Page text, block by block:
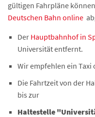
gültigen Fahrpläne
Deutschen Bahn online
Der Hauptbahnhof in
Universität entfernt.
Wir empfehlen ein Taxi
Die Fahrtzeit von der
bis zur
Haltestelle